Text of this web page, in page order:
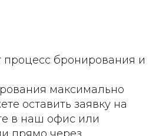
процесс бронирования и
максимально
оставить заявку на
в наш офис или
прямо через